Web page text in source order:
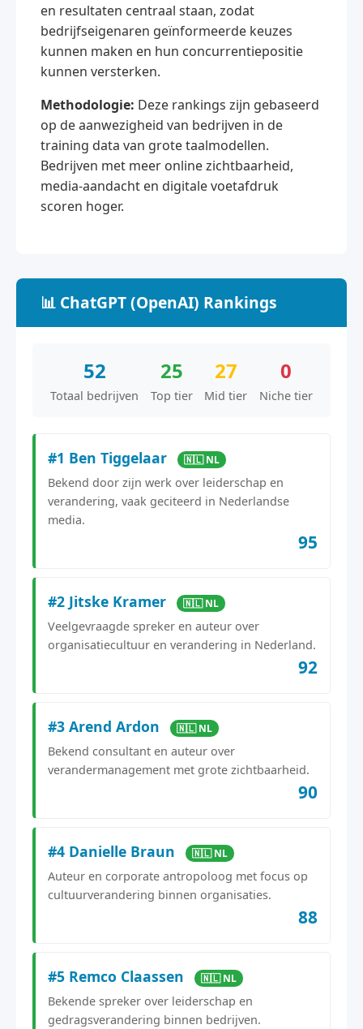
en resultaten centraal staan, zodat
bedrijfseigenaren geïnformeerde keuzes
kunnen maken en hun concurrentiepositie
kunnen versterken.
Methodologie: Deze rankings zijn gebaseerd
op de aanwezigheid van bedrijven in de
training data van grote taalmodellen.
Bedrijven met meer online zichtbaarheid,
media-aandacht en digitale voetafdruk
scoren hoger.
📊 ChatGPT (OpenAI) Rankings
52
Totaal bedrijven
25
Top tier
27
Mid tier
0
Niche tier
#1 Ben Tiggelaar 🇳🇱 NL
Bekend door zijn werk over leiderschap en
verandering, vaak geciteerd in Nederlandse
media.
95
#2 Jitske Kramer 🇳🇱 NL
Veelgevraagde spreker en auteur over
organisatiecultuur en verandering in Nederland.
92
#3 Arend Ardon 🇳🇱 NL
Bekend consultant en auteur over
verandermanagement met grote zichtbaarheid.
90
#4 Danielle Braun 🇳🇱 NL
Auteur en corporate antropoloog met focus op
cultuurverandering binnen organisaties.
88
#5 Remco Claassen 🇳🇱 NL
Bekende spreker over leiderschap en
gedragsverandering binnen bedrijven.